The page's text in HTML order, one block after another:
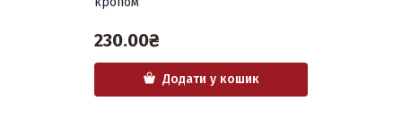
230.00₴
Додати у кошик